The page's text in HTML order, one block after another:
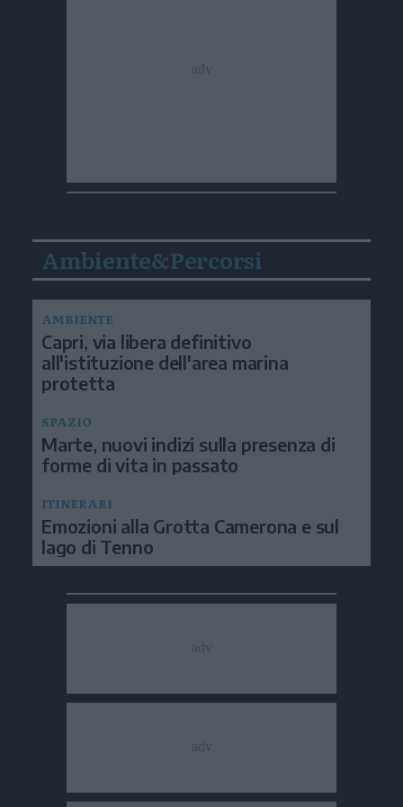
Ambiente&Percorsi
AMBIENTE
Capri, via libera definitivo
all'istituzione dell'area marina
protetta
SPAZIO
Marte, nuovi indizi sulla presenza di
forme di vita in passato
ITINERARI
Emozioni alla Grotta Camerona e sul
lago di Tenno